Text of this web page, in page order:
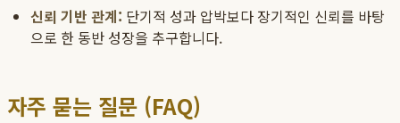
신뢰 기반 관계: 단기적 성과 압박보다 장기적인 신뢰를 바탕
으로 한 동반 성장을 추구합니다.
자주 묻는 질문 (FAQ)